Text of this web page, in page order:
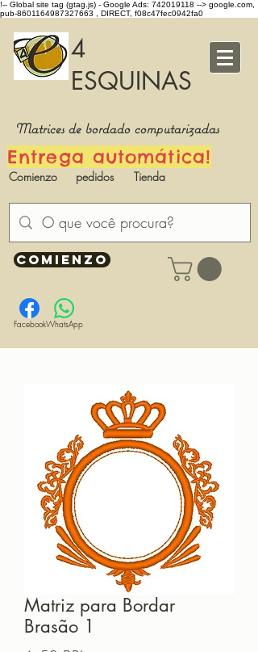
!-- Global site tag (gtag.js) - Google Ads: 742019118 --> google.com,
pub-8601164987327663 , DIRECT, f08c47fec0942fa0
4
ESQUINAS
Matrices de bordado computarizadas
Entrega automática!
Comienzo pedidos Tienda
COMIENZO
FacebookWhatsApp
Matriz para Bordar
Brasão 1